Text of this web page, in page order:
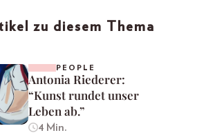
zu diesem Thema
PEOPLE
Antonia Riederer:
“Kunst rundet unser
Leben ab.”
4 Min.